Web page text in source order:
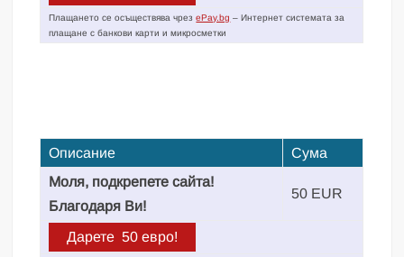
Плащането се осъществява чрезePay.bg – Интернет системата за
плащане с банкови карти и микросметки
Описание
Сума
Моля, подкрепете сайта!
Благодаря Ви!
50 EUR